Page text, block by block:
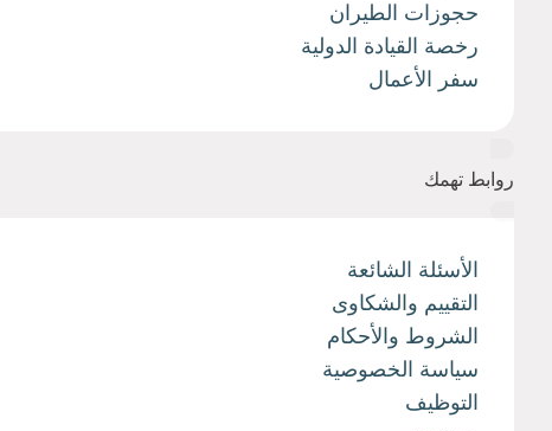
حجوزات الطيران
رخصة القيادة الدولية
سفر الأعمال
روابط تهمك
الأسئلة الشائعة
التقييم والشكاوى
الشروط والأحكام
سياسة الخصوصية
التوظيف